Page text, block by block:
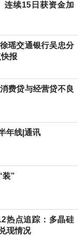
连续15日获资金加
瑶交通银行吴忠分
报
费贷与经营贷不良
年线|通讯
装”
热点追踪：多晶硅
现情况